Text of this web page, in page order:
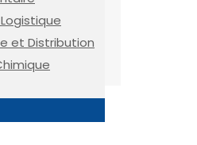
et Distribution